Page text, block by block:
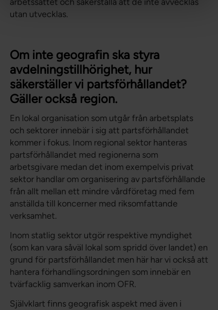
utan utvecklas.
Om inte geografin ska styra
avdelningstillhörighet, hur
säkerställer vi partsförhållandet?
Gäller också region.
En lokal organisation som utgår från arbetsplats
och sektorer innebär i sig att partsförhållandet
kommer i fokus. Inom regional sektor hanteras
partsförhållandet med regionerna som
arbetsgivare medan det inom exempelvis privat
sektor handlar om organisering av partsförhållande
från allt mellan ett mindre vårdföretag med fem
anställda till koncerner med riksomfattande
verksamhet.
Inom statlig sektor utgör respektive myndighet
(som kan vara såväl lokal som spridd över landet) en
grund för partsförhållandet men här har vi också att
hantera förhandlingsordningen som innebär en
tvärfacklig samverkan inom OFR.
Självklart finns geografisk aspekt med även i